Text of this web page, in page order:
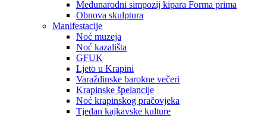
Međunarodni simpozij kipara Forma prima
Obnova skulptura
Manifestacije
Noć muzeja
Noć kazališta
GFUK
Ljeto u Krapini
Varaždinske barokne večeri
Krapinske špelancije
Noć krapinskog pračovjeka
Tjedan kajkavske kulture